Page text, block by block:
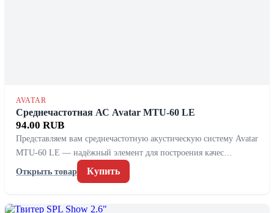
AVATAR
Среднечастотная АС Avatar MTU-60 LE
94.00 RUB
Представляем вам среднечастотную акустическую систему Avatar
MTU-60 LE — надёжный элемент для построения качес…
Открыть товар
Купить